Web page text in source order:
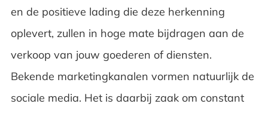
en de positieve lading die deze herkenning
oplevert, zullen in hoge mate bijdragen aan de
verkoop van jouw goederen of diensten.
Bekende marketingkanalen vormen natuurlijk de
sociale media. Het is daarbij zaak om constant